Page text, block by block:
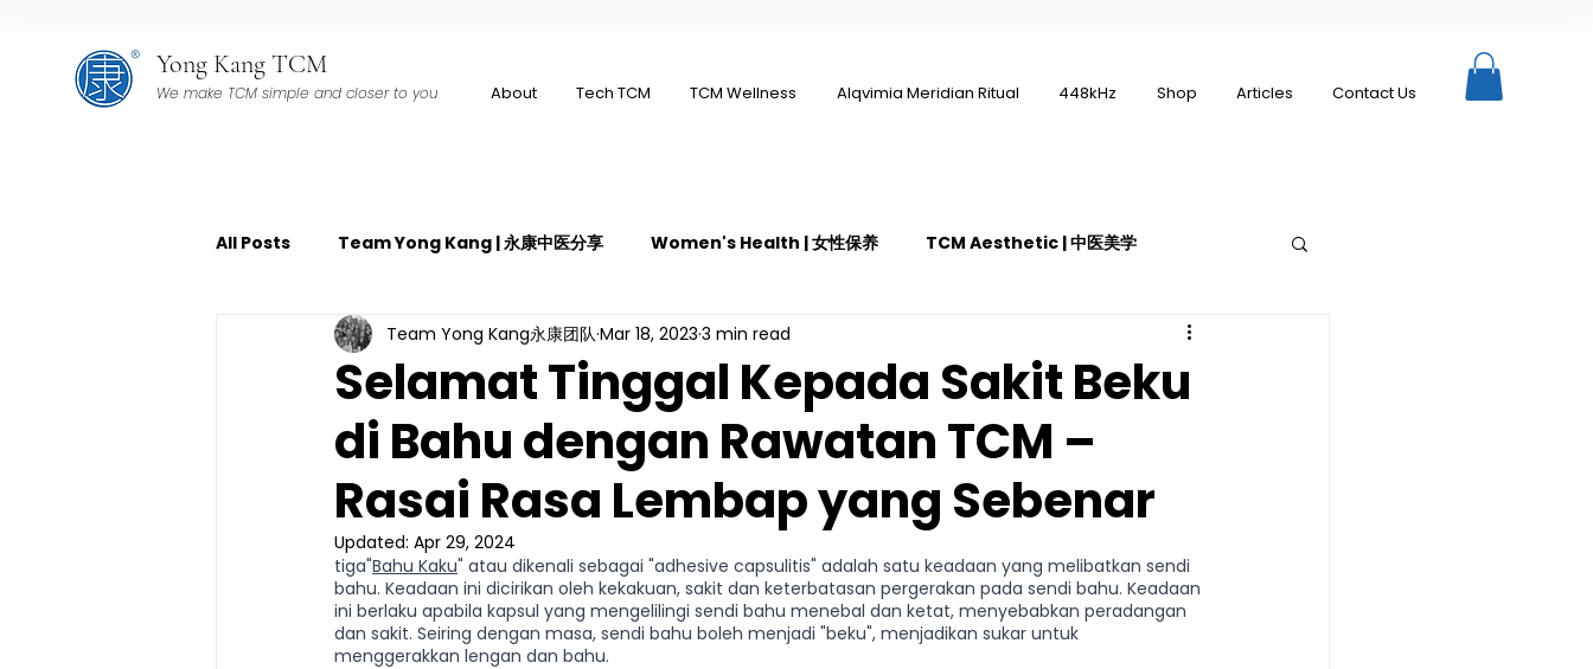
Yong Kang TCM
We make TCM simple and closer to you About Tech TCM TCM Wellness Alqvimia Meridian Ritual 448kHz Shop Articles Contact Us
All Posts Team Yong Kang | 永康中医分享 Women's Health | 女性保养 TCM Aesthetic | 中医美学
TCM Pain Management | 中医疼痛管理 TCM Dietary | 中医饮食
TCM Acoustic Wave Therapy | 中医冲击波疗法 YK Wellness Supplements | 永康保健胶囊
针灸 Acupuncture 有氧拔罐 OxyCup
Magnetic Slimming | 磁疗瘦身护理 Bojin Treatment | 拨筋护理 TCM Hair Regrowth | 头发重生护理
Selamat Tinggal Kepada Sakit Beku
di Bahu dengan Rawatan TCM –
Rasai Rasa Lembap yang Sebenar
Team Yong Kang永康团队 Mar 18, 2023 3 min read
Updated: Apr 29, 2024
tiga"Bahu Kaku" atau dikenali sebagai "adhesive capsulitis" adalah satu keadaan yang melibatkan sendi
bahu. Keadaan ini dicirikan oleh kekakuan, sakit dan keterbatasan pergerakan pada sendi bahu. Keadaan
ini berlaku apabila kapsul yang mengelilingi sendi bahu menebal dan ketat, menyebabkan peradangan
dan sakit. Seiring dengan masa, sendi bahu boleh menjadi "beku", menjadikan sukar untuk
menggerakkan lengan dan bahu.